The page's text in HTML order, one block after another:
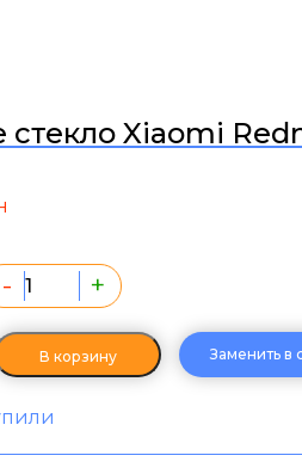
стекло Xiaomi
- +
В корзину Заменить в